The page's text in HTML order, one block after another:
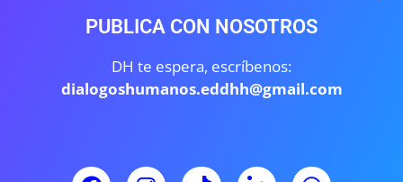
PUBLICA CON NOSOTROS
DH te espera, escríbenos:
dialogoshumanos.eddhh@gmail.com